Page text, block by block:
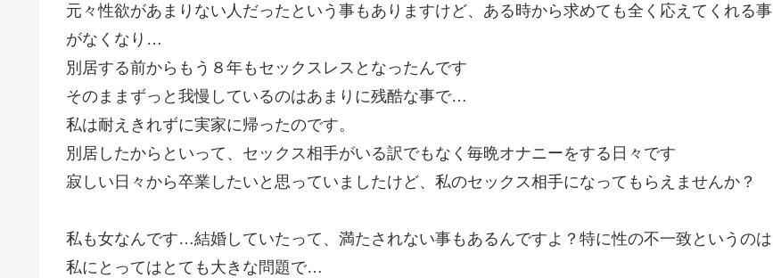
元々性欲があまりない人だったという事もありますけど、ある時から求めても全く応えてくれる事
がなくなり…
別居する前からもう８年もセックスレスとなったんです
そのままずっと我慢しているのはあまりに残酷な事で…
私は耐えきれずに実家に帰ったのです。
別居したからといって、セックス相手がいる訳でもなく毎晩オナニーをする日々です
寂しい日々から卒業したいと思っていましたけど、私のセックス相手になってもらえませんか？
私も女なんです…結婚していたって、満たされない事もあるんですよ？特に性の不一致というのは
私にとってはとても大きな問題で…